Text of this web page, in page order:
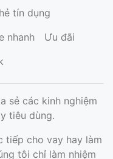
tín dụng
nhanh
Ưu đãi
sẻ các kinh nghiệm
tiêu dùng.
tiếp cho vay hay làm
tôi chỉ làm nhiệm